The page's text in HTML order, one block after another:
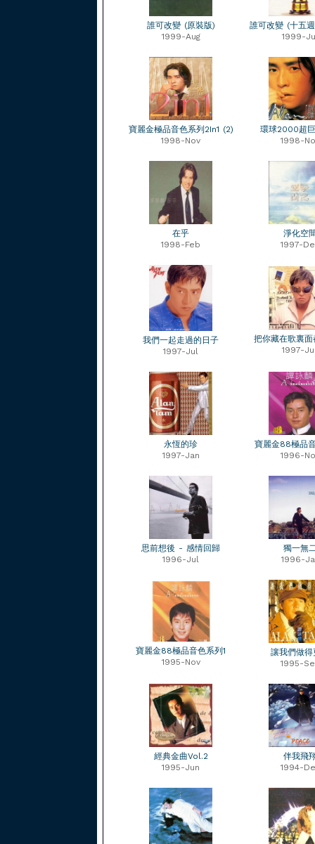
誰可改變 (原裝版)
1999-Aug
誰可改變 (十五
1999-
寶麗金極品音色系列2In1 (2)
1998-Nov
環球2000超
1998-
在乎
1998-Feb
淨化空
1997-
我們一起走過的日子
1997-Jul
把你藏在歌裏面
1997-
永恆的珍
1997-Jan
寶麗金88極品
1996-
思前想後 - 感情回歸
1996-Jul
獨一無
1996-
寶麗金88極品音色系列1
1995-Nov
讓我們做得
1995-
經典金曲Vol.2
1995-Jun
伴我飛
1994-